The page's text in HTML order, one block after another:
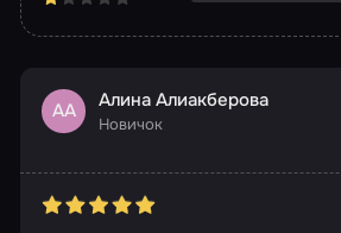
АА Алина Алиакберова
Новичок